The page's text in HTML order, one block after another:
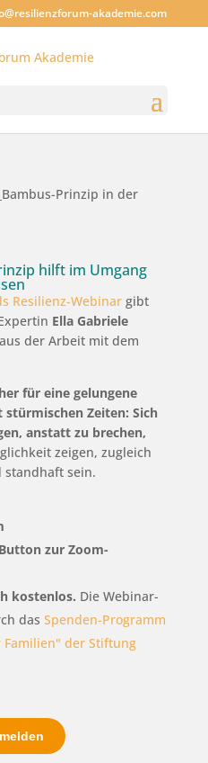
akademie.com
hilft im Umgang
Resilienz-Webinargibt
Ella Gabriele
der Arbeit mit dem
für eine gelungene
Zeiten: Sich
anstatt zu brechen,
zeigen, zugleich
sein.
zur Zoom-
kostenlos. Die Webinar-
das Spenden-Programm
der Stiftung